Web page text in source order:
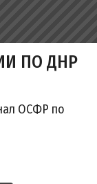
ПО ДНР
ОСФР по